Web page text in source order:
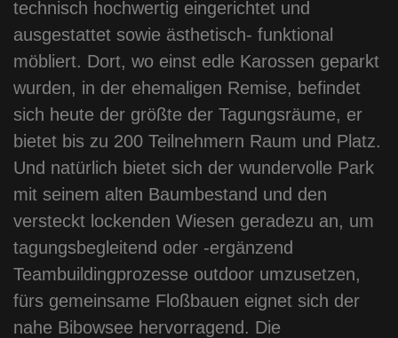
technisch hochwertig eingerichtet und
ausgestattet sowie ästhetisch- funktional
möbliert. Dort, wo einst edle Karossen geparkt
wurden, in der ehemaligen Remise, befindet
sich heute der größte der Tagungsräume, er
bietet bis zu 200 Teilnehmern Raum und Platz.
Und natürlich bietet sich der wundervolle Park
mit seinem alten Baumbestand und den
versteckt lockenden Wiesen geradezu an, um
tagungsbegleitend oder -ergänzend
Teambuildingprozesse outdoor umzusetzen,
fürs gemeinsame Floßbauen eignet sich der
nahe Bibowsee hervorragend. Die